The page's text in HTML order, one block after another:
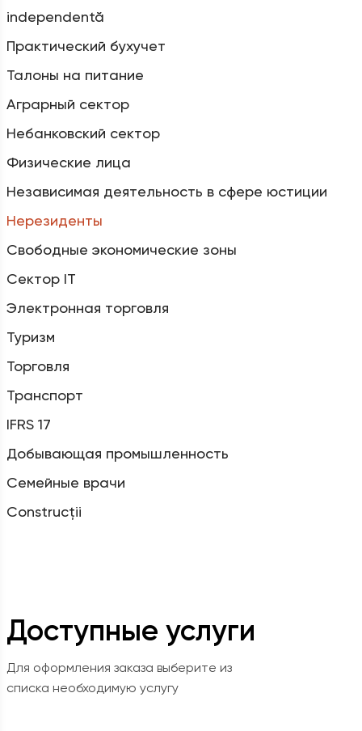
independentă
Практический бухучет
Талоны на питание
Аграрный сектор
Небанковский сектор
Физические лица
Независимая деятельность в сфере юстиции
Нерезиденты
Свободные экономические зоны
Сектор IT
Электронная торговля
Туризм
Торговля
Транспорт
IFRS 17
Добывающая промышленность
Семейные врачи
Construcții
Доступные услуги
Для оформления заказа выберите из
списка необходимую услугу